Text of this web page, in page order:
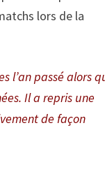
lors de la
l’an passé alors
Il a repris une
de façon